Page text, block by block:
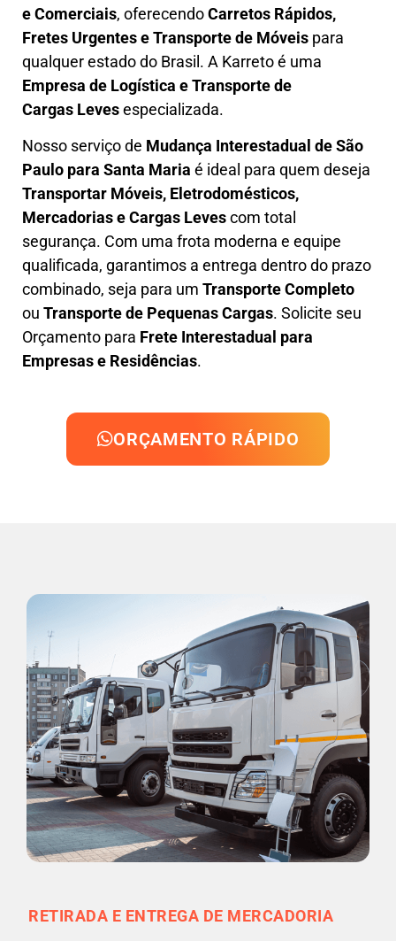
e Comerciais, oferecendoCarretos Rápidos,
Fretes Urgentes e Transporte de Móveis para
qualquer estado do Brasil. A Karretoé uma
Empresa de Logística e Transporte de
Cargas Levesespecializada.
Nosso serviço de Mudança Interestadual de São
Paulo para Santa Maria é ideal para quem deseja
Transportar Móveis, Eletrodomésticos,
Mercadorias e Cargas Levescom total
segurança. Com uma frota moderna e equipe
qualificada, garantimos a entrega dentro do prazo
combinado, seja para um Transporte Completo
ou Transporte de Pequenas Cargas. Solicite seu
Orçamento para Frete Interestadual para
Empresas e Residências.
ORÇAMENTO RÁPIDO
RETIRADA E ENTREGA DE MERCADORIA